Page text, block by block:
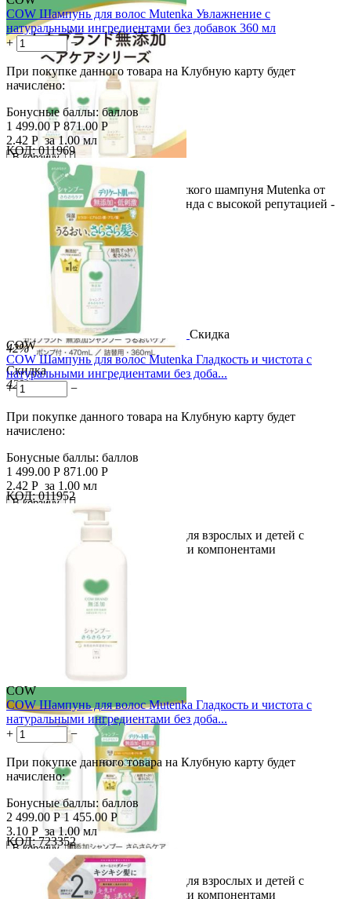
Скидка
42%
COW Шампунь для волос Mutenka Увлажнение с
натуральными ингредиентами без добавок 360 мл
+
−
При покупке данного товара на Клубную карту будет
начислено:
Бонусные баллы: баллов
1 499.00 Р 871.00 Р
2.42 Р за 1.00 мл
В корзину

Увлажняющий вариант классического шампуня Mutenka от
очень популярного в Японии бренда с высокой репутацией -
КОД: 011969
Скидка
42%
COW
COW Шампунь для волос Mutenka Гладкость и чистота с
натуральными ингредиентами без доба...
+
−
При покупке данного товара на Клубную карту будет
начислено:
Бонусные баллы: баллов
1 499.00 Р 871.00 Р
2.42 Р за 1.00 мл
В корзину

Нежный натуральный шампунь для взрослых и детей с
моющими и кондиционирующими компонентами
растительного...
КОД: 011952
COW
COW Шампунь для волос Mutenka Гладкость и чистота с
натуральными ингредиентами без доба...
+
−
При покупке данного товара на Клубную карту будет
начислено:
Бонусные баллы: баллов
2 499.00 Р 1 455.00 Р
3.10 Р за 1.00 мл
В корзину

Нежный натуральный шампунь для взрослых и детей с
моющими и кондиционирующими компонентами
КОД: 723352